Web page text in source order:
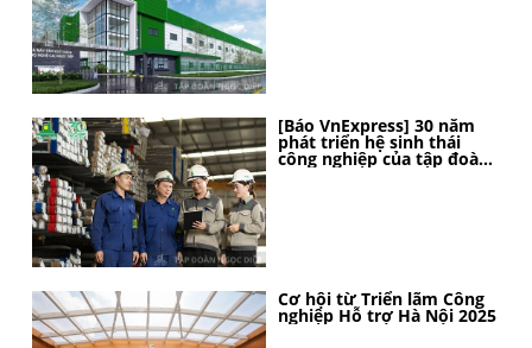
[Báo VnExpress] 30 năm
phát triển hệ sinh thái
công nghiệp của tập đoàn
Cơ hội từ Triển lãm Công
nghiệp Hỗ trợ Hà Nội 2025